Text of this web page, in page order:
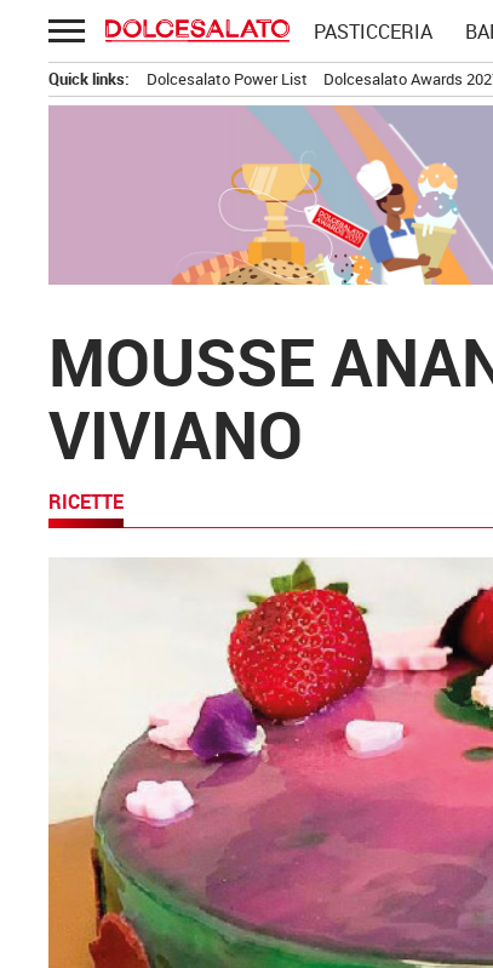
Passa
al
contenuto
PASTICCERIA
Quick links: Dolcesalato Power List Dolcesalato Awards
MOUSSE
VIVIANO
RICETTE